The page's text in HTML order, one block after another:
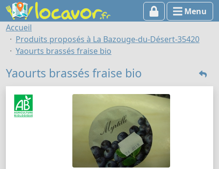
Menu
Accueil
Produits proposés à La Bazouge-du-Désert-35420
Yaourts brassés fraise bio
Yaourts brassés fraise bio